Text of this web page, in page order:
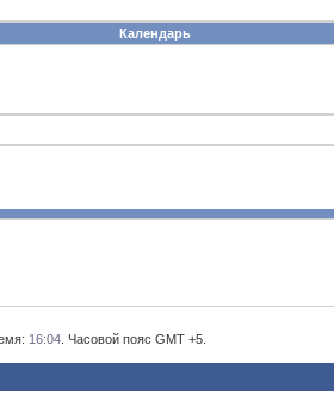
Календарь
16:04 . Часовой пояс GMT +5.